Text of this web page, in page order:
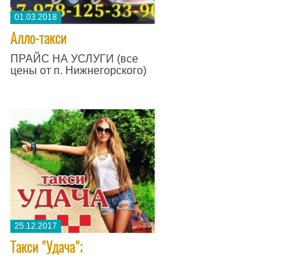
01.03.2018
Алло-такси
​ПРАЙС НА УСЛУГИ (все
цены от п. Нижнегорского)
25.12.2017
​Такси "Удача";